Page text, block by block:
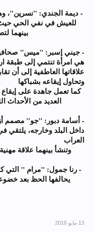
- ديمة الجندي: "نسرين"،
للعيش في نفي الحي حيث
بينهما
- جيني إسبر: "ميس" صحافية
هي امرأة تنتمي إلى طبقة
علاقاتها العاطفية إلى أن
وتحاول إيقاعه بشباكها
كما تعمل جاهدة على
العديد من الأحداث
- أسامة دبور: "جو" مصمم
داخل البلد وخارجه، يلتقي
العراب
وتنشأ بينهما علاقة
- رنا جمول: "مرام " التي
يحالفها الحظ بعد